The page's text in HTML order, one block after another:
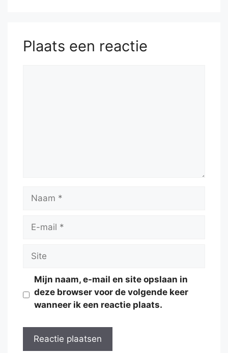
Plaats een reactie
Naam
Site
Mijn naam, e-mail en site opslaan in
deze browser voor de volgende keer
wanneer ik een reactie plaats.